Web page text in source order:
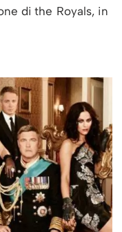
di the Royals, in